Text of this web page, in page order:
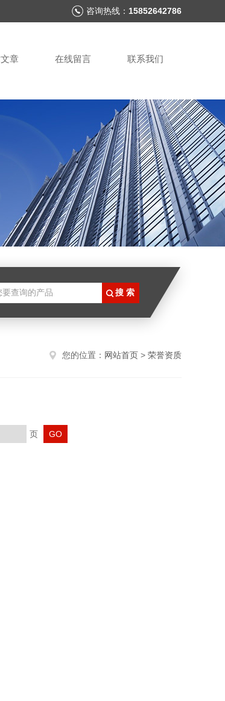
咨询热线： 15852642786
章 在线留言 联系我们
您的位置： 网站首页 > 荣誉资质
页